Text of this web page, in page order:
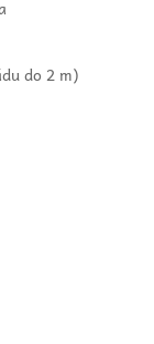
do 2 m)